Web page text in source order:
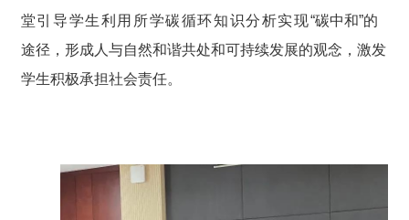
堂引导学生利用所学碳循环知识分析实现“碳中和”的
途径，形成人与自然和谐共处和可持续发展的观念，激发
学生积极承担社会责任。